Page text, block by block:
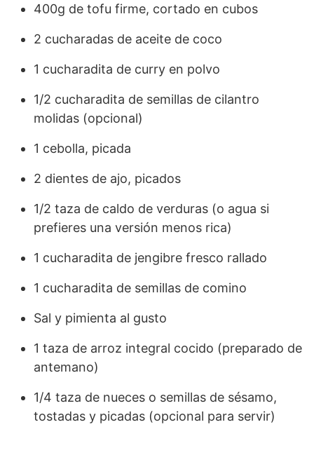
400g de tofu firme, cortado en cubos
2 cucharadas de aceite de coco
1 cucharadita de curry en polvo
1/2 cucharadita de semillas de cilantro
molidas (opcional)
1 cebolla, picada
2 dientes de ajo, picados
1/2 taza de caldo de verduras (o agua si
prefieres una versión menos rica)
1 cucharadita de jengibre fresco rallado
1 cucharadita de semillas de comino
Sal y pimienta al gusto
1 taza de arroz integral cocido (preparado de
antemano)
1/4 taza de nueces o semillas de sésamo,
tostadas y picadas (opcional para servir)